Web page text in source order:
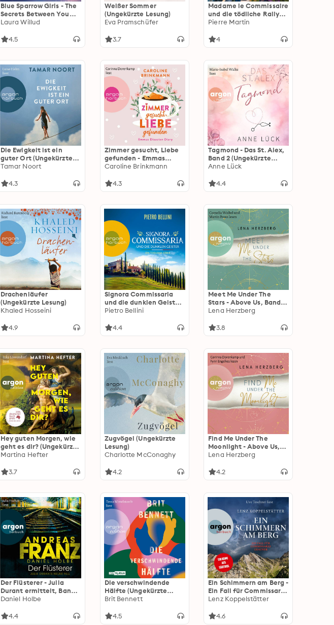
Blue Sparrow Girls - The
Secrets Between You
and Me - Blue Sparrow
(Ungekürzte Lesung)
Laura Willud
4.5
Weißer Sommer
(Ungekürzte Lesung)
Eva Pramschüfer
3.7
Madame le Commissaire
und die tödliche Rallye -
Ein Provence-Krimi - Ein
Band 13 (Ungekürzte
Pierre Martin
4
Die Ewigkeit ist ein
guter Ort (Ungekürzte
Lesung)
Tamar Noort
4.3
Zimmer gesucht, Liebe
gefunden - Emmas
Disaster-Diary
Caroline Brinkmann
4.3
Tagmond - Das St. Alex,
Band 2 (Ungekürzte
Lesung)
Anne Lück
4.4
Drachenläufer
(Ungekürzte Lesung)
Khaled Hosseini
4.9
Signora Commissaria
und die dunklen Geister
- Ein Toskana-Krimi -
Band 1 (Ungekürzte
Pietro Bellini
4.4
Meet Me Under The
Stars - Above Us, Band 1
(Ungekürzte Lesung)
Lena Herzberg
3.8
Hey guten Morgen, wie
geht es dir? (Ungekürzte
Lesung)
Martina Hefter
3.7
Zugvögel (Ungekürzte
Lesung)
Charlotte McConaghy
4.2
Find Me Under The
Moonlight - Above Us,
Band 2 (Ungekürzte
Lena Herzberg
4.2
Der Flüsterer - Julia
Durant ermittelt, Band
20 (Gekürzte Lesung)
Daniel Holbe
4.4
Die verschwindende
Hälfte (Ungekürzte
Lesung)
Brit Bennett
4.5
Ein Schimmern am Berg -
Ein Fall für Commissario
Grauner - Commissario
10 (Ungekürzte Lesung)
Lenz Koppelstätter
4.6